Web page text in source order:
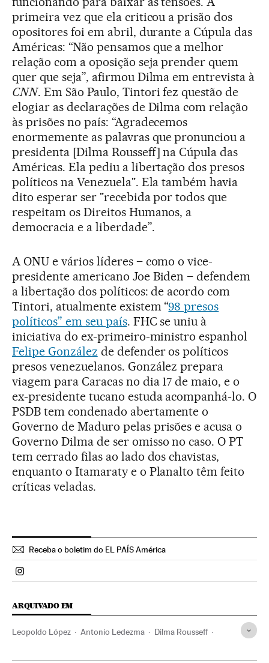
primeira vez que ela criticou a prisão dos
opositores foi em abril, durante a Cúpula das
Américas: “Não pensamos que a melhor
relação com a oposição seja prender quem
quer que seja”, afirmou Dilma em entrevista à
CNN. Em São Paulo, Tintori fez questão de
elogiar as declarações de Dilma com relação
às prisões no país: “Agradecemos
enormemente as palavras que pronunciou a
presidenta [Dilma Rousseff] na Cúpula das
Américas. Ela pediu a libertação dos presos
políticos na Venezuela". Ela também havia
dito esperar ser "recebida por todos que
respeitam os Direitos Humanos, a
democracia e a liberdade”.
A ONU e vários líderes – como o vice-
presidente americano Joe Biden – defendem
a libertação dos políticos: de acordo com
Tintori, atualmente existem “98 presos
políticos” em seu país. FHC se uniu à
iniciativa do ex-primeiro-ministro espanhol
Felipe González de defender os políticos
presos venezuelanos. González prepara
viagem para Caracas no dia 17 de maio, e o
ex-presidente tucano estuda acompanhá-lo. O
PSDB tem condenado abertamente o
Governo de Maduro pelas prisões e acusa o
Governo Dilma de ser omisso no caso. O PT
tem cerrado filas ao lado dos chavistas,
enquanto o Itamaraty e o Planalto têm feito
críticas veladas.
Receba o boletim do EL PAÍS América
Politica El País Brasil en Instagram
ARQUIVADO EM
Leopoldo López Antonio Ledezma Dilma Rousseff